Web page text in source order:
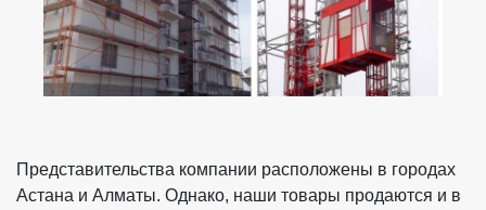
Представительства компании расположены в городах
Астана и Алматы. Однако, наши товары продаются и в